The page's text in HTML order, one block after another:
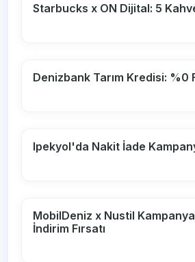
Starbucks x ON Dijital: 5
Denizbank Tarım Kredisi: %0
Ipekyol'da Nakit İade
MobilDeniz x Nustil
İndirim Fırsatı